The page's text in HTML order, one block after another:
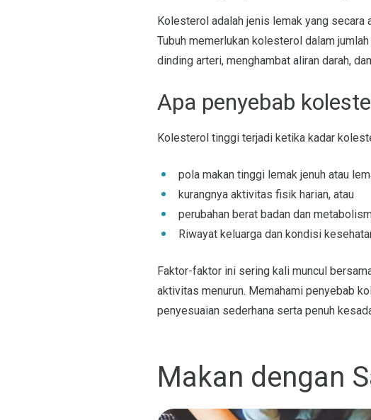
Kolesterol adalah jenis lemak yang secara
Tubuh memerlukan kolesterol dalam
dinding arteri, menghambat aliran darah,
Apa penyebab
Kolesterol tinggi terjadi ketika kadar
pola makan tinggi lemak jenuh atau
kurangnya aktivitas fisik harian, atau
perubahan berat badan dan
Riwayat keluarga dan kondisi
Faktor-faktor ini sering kali muncul
aktivitas menurun. Memahami penyebab
penyesuaian sederhana serta penuh
Makan dengan